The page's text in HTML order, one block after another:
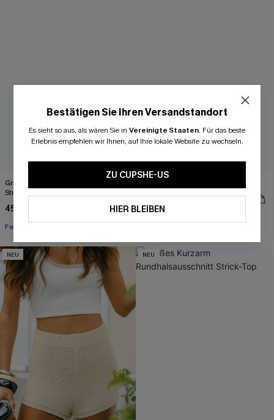
Grünes Figurbetontes Mini-
Strickkleid mit seitlicher Raffung
45,00 €
Festlich
39,00 €
NEU NEU
Bestätigen Sie Ihren Versandstandort
Es sieht so aus, als wären Sie in Vereinigte Staaten. Für das beste
Erlebnis empfehlen wir Ihnen, auf Ihre lokale Website zu wechseln.
ZU CUPSHE-US
HIER BLEIBEN